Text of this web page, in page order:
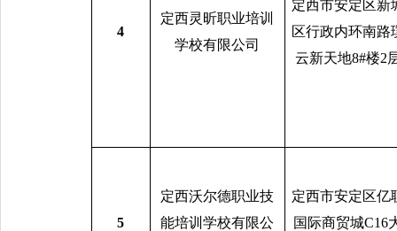
4
定西灵昕职业培训
学校有限公司
定西市安定区新
区行政内环南路
云新天地8#楼2
5
定西沃尔德职业技
能培训学校有限公
定西市安定区亿
国际商贸城C16